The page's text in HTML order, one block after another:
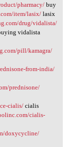
pharmacy/buy
item/lasix/lasix
drug/vidalista/
vidalista
pill/kamagra/
from-india/
prednisone/
cialis/cialis
cialis-
doxycycline/